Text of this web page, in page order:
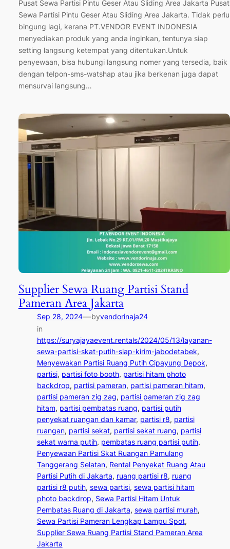
Pusat Sewa Partisi Pintu Geser Atau Sliding Area Jakarta Pusat
Sewa Partisi Pintu Geser Atau Sliding Area Jakarta. Tidak perlu
bingung lagi, kerana PT.VENDOR EVENT INDONESIA
menyediakan produk yang anda inginkan, tentunya siap
setting langsung ketempat yang ditentukan.Untuk
penyewaan, bisa hubungi langsung nomer yang tersedia, baik
dengan telpon-sms-watshap atau jika berkenan juga dapat
mensurvai langsung…
Supplier Sewa Ruang Partisi Stand
Pameran Area Jakarta
Sep 28, 2024—byvendorinaja24
in
https://suryajayaevent.rentals/2024/05/13/layanan-
sewa-partisi-skat-putih-siap-kirim-jabodetabek
Menyewakan Partisi Ruang Putih Cipayung Depok
partisi, partisi foto booth, partisi hitam photo
backdrop, partisi pameran, partisi pameran hitam
partisi pameran zig zag, partisi pameran zig zag
hitam, partisi pembatas ruang, partisi putih
penyekat ruangan dan kamar, partisi r8, partisi
ruangan, partisi sekat, partisi sekat ruang, partisi
sekat warna putih, pembatas ruang partisi putih
Penyewaan Partisi Skat Ruangan Pamulang
Tanggerang Selatan, Rental Penyekat Ruang Atau
Partisi Putih di Jakarta, ruang partisi r8, ruang
partisi r8 putih, sewa partisi, sewa partisi hitam
photo backdrop, Sewa Partisi Hitam Untuk
Pembatas Ruang di Jakarta, sewa partisi murah
Sewa Partisi Pameran Lengkap Lampu Spot
Supplier Sewa Ruang Partisi Stand Pameran Area
Jakarta